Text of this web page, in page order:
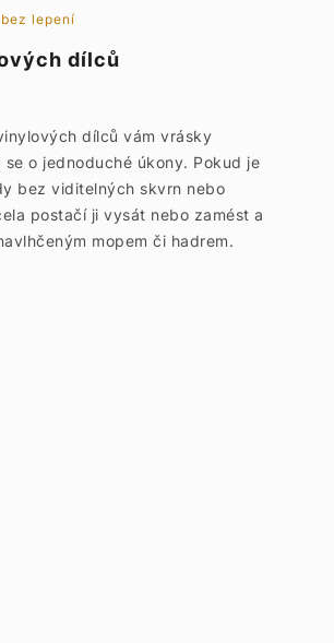
lepení
dílců
dílců vám vrásky
o jednoduché úkony. Pokud je
bez viditelných skvrn nebo
postačí ji vysát nebo zamést a
mopem či hadrem.